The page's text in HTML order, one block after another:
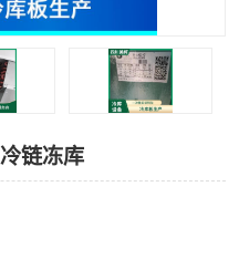
链冻库
冻库安装，小型冻库造价
宜宾冷库，宜宾冻库设备